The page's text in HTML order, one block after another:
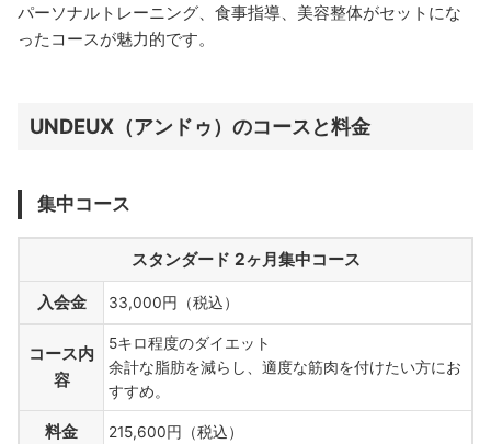
パーソナルトレーニング、食事指導、美容整体がセットにな
ったコースが魅力的です。
UNDEUX（アンドゥ）のコースと料金
集中コース
スタンダード 2ヶ月集中コース
入会金 33,000円（税込）
コース内
容
5キロ程度のダイエット
余計な脂肪を減らし、適度な筋肉を付けたい方にお
すすめ。
料金 215,600円（税込）